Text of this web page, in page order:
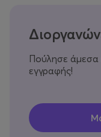
Πούλησε άμεσα
εγγραφής!